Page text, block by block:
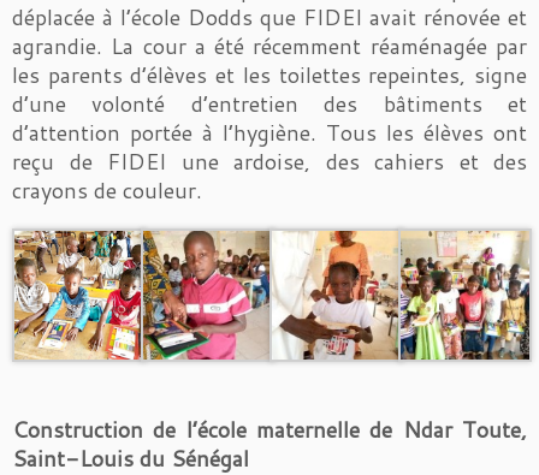
déplacée à l’école Dodds que FIDEI avait rénovée et
agrandie. La cour a été récemment réaménagée par
les parents d’élèves et les toilettes repeintes, signe
d’une volonté d’entretien des bâtiments et
d’attention portée à l’hygiène. Tous les élèves ont
reçu de FIDEI une ardoise, des cahiers et des
crayons de couleur.
Construction de l’école maternelle de Ndar Toute,
Saint-Louis du Sénégal